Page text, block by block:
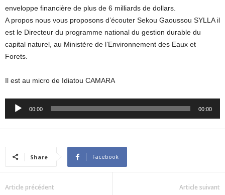
enveloppe financière de plus de 6 milliards de dollars.
A propos nous vous proposons d’écouter Sekou Gaoussou SYLLA il
est le Directeur du programme national du gestion durable du
capital naturel, au Ministère de l’Environnement des Eaux et
Forets.
Il est au micro de Idiatou CAMARA
Audio
00:00 00:00
Share Facebook
Article précédent Article suivant